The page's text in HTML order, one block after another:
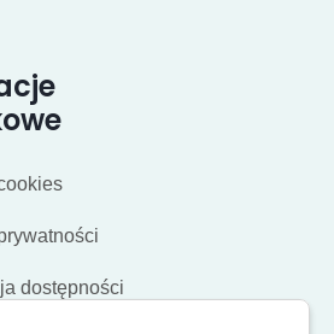
dostępności